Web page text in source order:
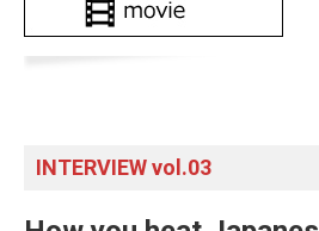
INTERVIEW vol.03